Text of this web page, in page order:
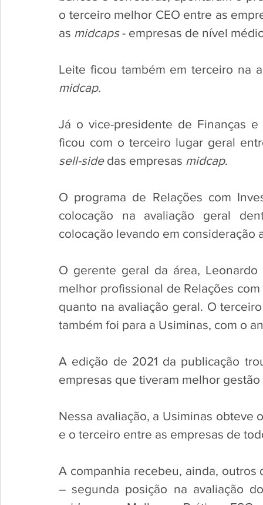
o terceiro melhor CEO entre as
as midcaps - empresas de nível
midcap.
Já o vice-presidente de Finanças
sell-side das empresas midcap.
O programa de Relações com
colocação na avaliação geral
colocação levando em consideração
O gerente geral da área,
melhor profissional de Relações
quanto na avaliação geral. O
também foi para a Usiminas, com o
A edição de 2021 da publicação
empresas que tiveram melhor
Nessa avaliação, a Usiminas
e o terceiro entre as empresas de
A companhia recebeu, ainda,
– segunda posição na avaliação